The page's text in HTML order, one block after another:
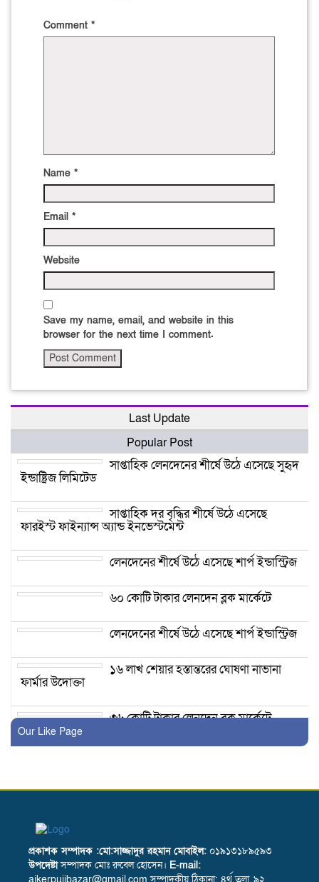
Comment *
Name *
Email *
Website
Save my name, email, and website in this
browser for the next time I comment.
Last Update
Popular Post
সাপ্তাহিক লেনদেনের শীর্ষে উঠে এসেছে সুহৃদ
ইন্ডাষ্ট্রিজ লিমিটেড
সাপ্তাহিক দর বৃদ্ধির শীর্ষে উঠে এসেছে
ফারইস্ট ফাইন্যান্স অ্যান্ড ইনভেস্টমেন্ট
লেনদেনের শীর্ষে উঠে এসেছে শার্প ইন্ডাস্ট্রিজ
৬০ কোটি টাকার লেনদেন ব্লক মার্কেটে
লেনদেনের শীর্ষে উঠে এসেছে শার্প ইন্ডাস্ট্রিজ
১৬ লাখ শেয়ার হস্তান্তরের ঘোষণা নাভানা
ফার্মার উদোক্তা
৩৬ কোটি টাকার লেনদেন ব্লক মার্কেটে
দরবৃদ্ধির শীর্ষে উঠে এসেছে সি এ পি এম
Our Like Page
প্রকাশক সম্পাদক :মো:সাজ্জাদুর রহমান মোবাইল: ০১৯১৩১৮৯৫৯৩
উপদেষ্টাসম্পাদক মোঃ রুবেল হোসেন। E-mail: